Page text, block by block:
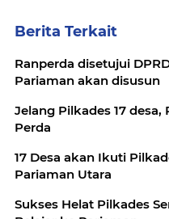
Berita Terkait
Ranperda disetujui
Pariaman akan disusun
Jelang Pilkades 17
Perda
17 Desa akan Ikuti
Pariaman Utara
Sukses Helat Pilkades